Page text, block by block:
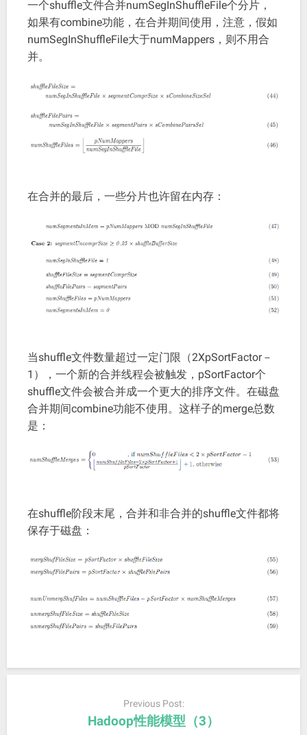
一个shuffle文件合并numSegInShuffleFile个分片，
如果有combine功能，在合并期间使用，注意，假如
numSegInShuffleFile大于numMappers，则不用合
并。
在合并的最后，一些分片也许留在内存：
当shuffle文件数量超过一定门限（2XpSortFactor－
1），一个新的合并线程会被触发，pSortFactor个
shuffle文件会被合并成一个更大的排序文件。在磁盘
合并期间combine功能不使用。这样子的merge总数
是：
在shuffle阶段末尾，合并和非合并的shuffle文件都将
保存于磁盘：
Previous Post:
Hadoop性能模型（3）